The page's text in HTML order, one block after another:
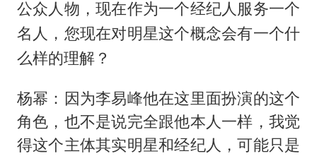
公众人物，现在作为一个经纪人服务一个
名人，您现在对明星这个概念会有一个什
么样的理解？
杨幂：因为李易峰他在这里面扮演的这个
角色，也不是说完全跟他本人一样，我觉
得这个主体其实明星和经纪人，可能只是